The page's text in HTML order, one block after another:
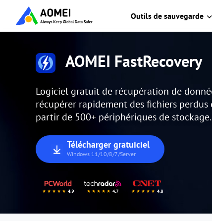
Outils de sauvegarde
AOMEI FastRecovery
Logiciel gratuit de récupération de
récupérer rapidement des fichiers
partir de 500+ périphériques de stockage.
Télécharger gratuiciel
Windows 11/10/8/7/Server